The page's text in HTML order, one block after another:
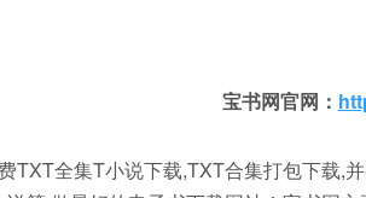
宝书网官网：
TXT全集T小说下载,TXT合集打包下载,